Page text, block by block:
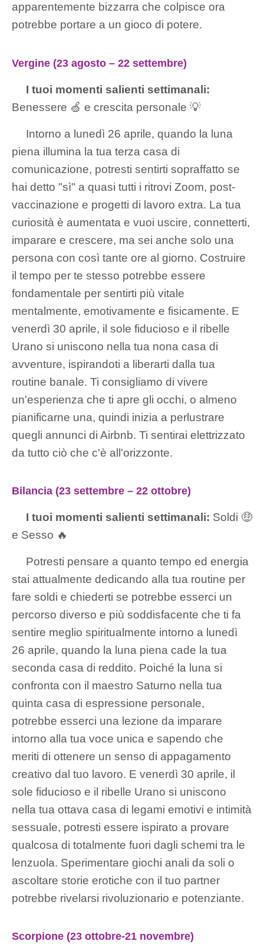
apparentemente bizzarra che colpisce ora
potrebbe portare a un gioco di potere.
Vergine (23 agosto – 22 settembre)
I tuoi momenti salienti settimanali:
Benessere 🍏 e crescita personale 💡
Intorno a lunedì 26 aprile, quando la luna
piena illumina la tua terza casa di
comunicazione, potresti sentirti sopraffatto se
hai detto "sì" a quasi tutti i ritrovi Zoom, post-
vaccinazione e progetti di lavoro extra. La tua
curiosità è aumentata e vuoi uscire, connetterti,
imparare e crescere, ma sei anche solo una
persona con così tante ore al giorno. Costruire
il tempo per te stesso potrebbe essere
fondamentale per sentirti più vitale
mentalmente, emotivamente e fisicamente. E
venerdì 30 aprile, il sole fiducioso e il ribelle
Urano si uniscono nella tua nona casa di
avventure, ispirandoti a liberarti dalla tua
routine banale. Ti consigliamo di vivere
un'esperienza che ti apre gli occhi, o almeno
pianificarne una, quindi inizia a perlustrare
quegli annunci di Airbnb. Ti sentirai elettrizzato
da tutto ciò che c'è all'orizzonte.
Bilancia (23 settembre – 22 ottobre)
I tuoi momenti salienti settimanali: Soldi 🤑
e Sesso 🔥
Potresti pensare a quanto tempo ed energia
stai attualmente dedicando alla tua routine per
fare soldi e chiederti se potrebbe esserci un
percorso diverso e più soddisfacente che ti fa
sentire meglio spiritualmente intorno a lunedì
26 aprile, quando la luna piena cade la tua
seconda casa di reddito. Poiché la luna si
confronta con il maestro Saturno nella tua
quinta casa di espressione personale,
potrebbe esserci una lezione da imparare
intorno alla tua voce unica e sapendo che
meriti di ottenere un senso di appagamento
creativo dal tuo lavoro. E venerdì 30 aprile, il
sole fiducioso e il ribelle Urano si uniscono
nella tua ottava casa di legami emotivi e intimità
sessuale, potresti essere ispirato a provare
qualcosa di totalmente fuori dagli schemi tra le
lenzuola. Sperimentare giochi anali da soli o
ascoltare storie erotiche con il tuo partner
potrebbe rivelarsi rivoluzionario e potenziante.
Scorpione (23 ottobre-21 novembre)